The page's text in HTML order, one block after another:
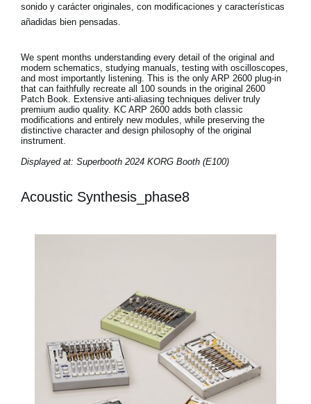
sonido y carácter originales, con modificaciones y características
añadidas bien pensadas.
We spent months understanding every detail of the original and
modern schematics, studying manuals, testing with oscilloscopes,
and most importantly listening. This is the only ARP 2600 plug-in
that can faithfully recreate all 100 sounds in the original 2600
Patch Book. Extensive anti-aliasing techniques deliver truly
premium audio quality. KC ARP 2600 adds both classic
modifications and entirely new modules, while preserving the
distinctive character and design philosophy of the original
instrument.
Displayed at: Superbooth 2024 KORG Booth (E100)
Acoustic Synthesis_phase8